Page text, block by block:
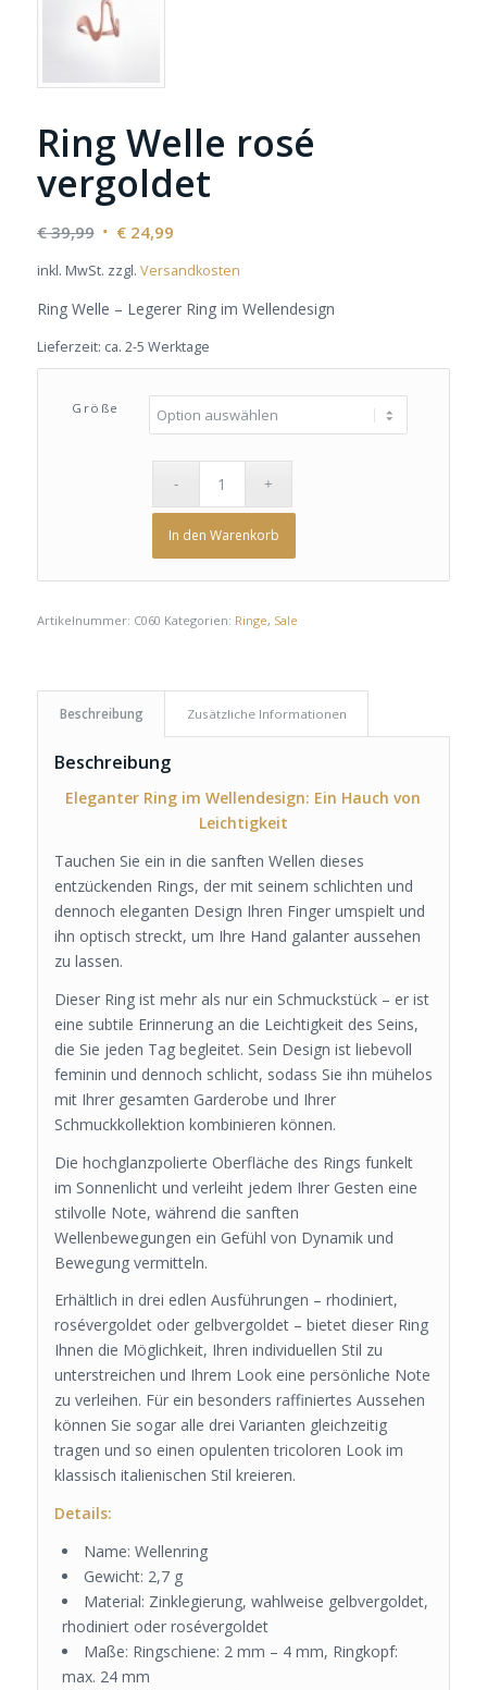
Ring Welle rosé
vergoldet
€39,99 Ursprünglicher
war:
€ 39,99
€24,99Aktueller
ist:
€ 24,99.
inkl. MwSt. zzgl. Versandkosten
Ring Welle – Legerer Ring im Wellendesign
Lieferzeit: ca. 2-5 Werktage
Größe
In den Warenkorb
Artikelnummer: C060 Kategorien: Ringe, Sale
Beschreibung Zusätzliche Informationen
Beschreibung
Eleganter Ring im Wellendesign: Ein Hauch von
Leichtigkeit
Tauchen Sie ein in die sanften Wellen dieses
entzückenden Rings, der mit seinem schlichten und
dennoch eleganten Design Ihren Finger umspielt und
ihn optisch streckt, um Ihre Hand galanter aussehen
zu lassen.
Dieser Ring ist mehr als nur ein Schmuckstück – er ist
eine subtile Erinnerung an die Leichtigkeit des Seins,
die Sie jeden Tag begleitet. Sein Design ist liebevoll
feminin und dennoch schlicht, sodass Sie ihn mühelos
mit Ihrer gesamten Garderobe und Ihrer
Schmuckkollektion kombinieren können.
Die hochglanzpolierte Oberfläche des Rings funkelt
im Sonnenlicht und verleiht jedem Ihrer Gesten eine
stilvolle Note, während die sanften
Wellenbewegungen ein Gefühl von Dynamik und
Bewegung vermitteln.
Erhältlich in drei edlen Ausführungen – rhodiniert,
rosévergoldet oder gelbvergoldet – bietet dieser Ring
Ihnen die Möglichkeit, Ihren individuellen Stil zu
unterstreichen und Ihrem Look eine persönliche Note
zu verleihen. Für ein besonders raffiniertes Aussehen
können Sie sogar alle drei Varianten gleichzeitig
tragen und so einen opulenten tricoloren Look im
klassisch italienischen Stil kreieren.
Details:
Name: Wellenring
Gewicht: 2,7 g
Material: Zinklegierung, wahlweise gelbvergoldet,
rhodiniert oder rosévergoldet
Maße: Ringschiene: 2 mm – 4 mm, Ringkopf:
max. 24 mm